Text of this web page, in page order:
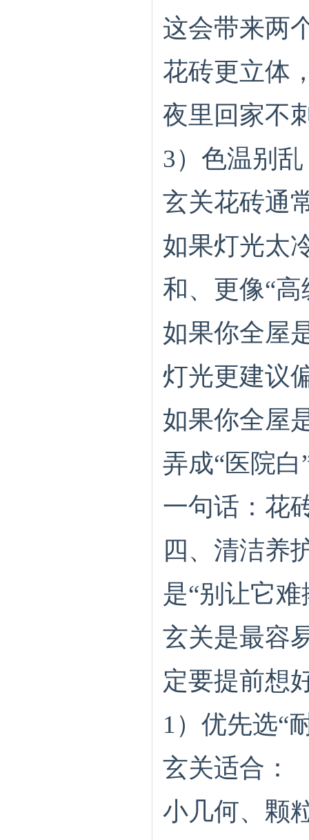
这会带来两
花砖更立体
夜里回家不
3）色温别
玄关花砖通
如果灯光太
和、更像“高
如果你全屋
灯光更建议
如果你全屋
弄成“医院
一句话：花
四、清洁养
是“别让它难
玄关是最容
定要提前想
1）优先选“
玄关适合：
小几何、颗